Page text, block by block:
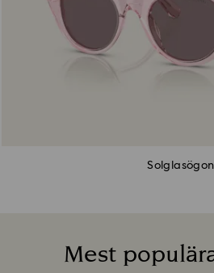
Solglasögon
Mest